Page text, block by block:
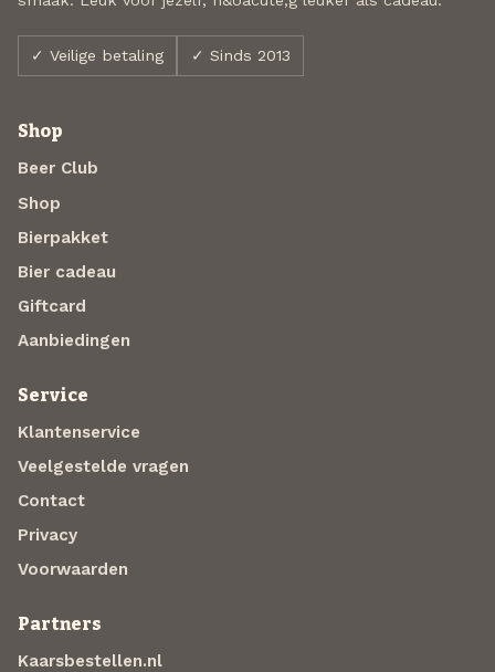
✓ Veilige betaling ✓ Sinds 2013
Shop
Beer Club
Shop
Bierpakket
Bier cadeau
Giftcard
Aanbiedingen
Service
Klantenservice
Veelgestelde vragen
Contact
Privacy
Voorwaarden
Partners
Kaarsbestellen.nl